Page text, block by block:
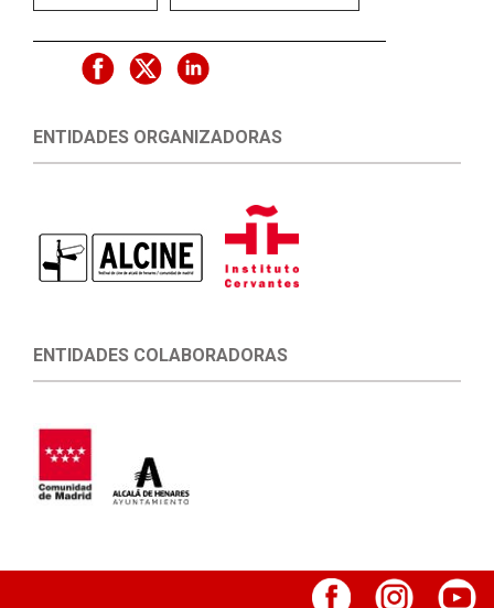
ENTIDADES ORGANIZADORAS
ENTIDADES COLABORADORAS